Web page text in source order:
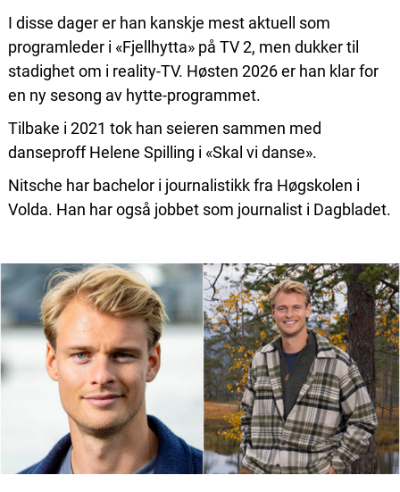
I disse dager er han kanskje mest aktuell som
programleder i «Fjellhytta» på TV 2, men dukker til
stadighet om i reality-TV. Høsten 2026 er han klar for
en ny sesong av hytte-programmet.
Tilbake i 2021 tok han seieren sammen med
danseproff Helene Spilling i «Skal vi danse».
Nitsche har bachelor i journalistikk fra Høgskolen i
Volda. Han har også jobbet som journalist i Dagbladet.